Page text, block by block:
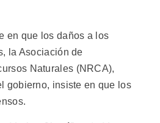
en que los daños a los
la Asociación de
Naturales (NRCA),
gobierno, insiste en que los